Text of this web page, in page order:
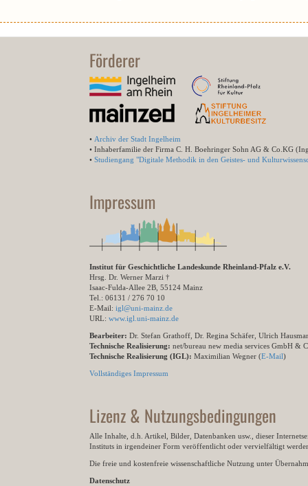
Förderer
• Archiv der Stadt Ingelheim
• Inhaberfamilie der Firma C. H. Boehringer Sohn AG & Co.KG
• Studiengang "Digitale Methodik in den Geistes- und
Impressum
Institut für Geschichtliche Landeskunde Rheinland-Pfalz e.V.
Hrsg. Dr. Werner Marzi †
Isaac-Fulda-Allee 2B, 55124 Mainz
Tel.: 06131 / 276 70 10
E-Mail: igl@uni-mainz.de
URL: www.igl.uni-mainz.de
Bearbeiter: Dr. Stefan Grathoff, Dr. Regina Schäfer, Ulrich
Technische Realisierung: net/bureau new media services GmbH &
Technische Realisierung (IGL): Maximilian Wegner (E-Mail)
Vollständiges Impressum
Lizenz & Nutzungsbedingungen
Alle Inhalte, d.h. Artikel, Bilder, Datenbanken usw., dieser
Instituts in irgendeiner Form veröffentlicht oder vervielfältigt
Die freie und kostenfreie wissenschaftliche Nutzung unter
Datenschutz